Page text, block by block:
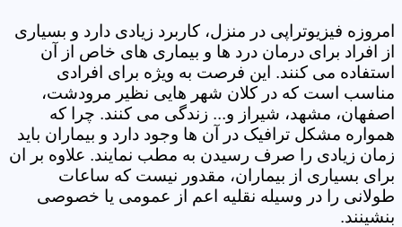
امروزه فیزیوتراپی در منزل، کاربرد زیادی دارد و بسیاری
از افراد برای درمان درد ها و بیماری های خاص از آن
استفاده می کنند. این فرصت به ویژه برای افرادی
مناسب است که در کلان شهر هایی نظیر مرودشت،
اصفهان، مشهد، شیراز و... زندگی می کنند. چرا که
همواره مشکل ترافیک در آن ها وجود دارد و بیماران باید
زمان زیادی را صرف رسیدن به مطب نمایند. علاوه بر ان
برای بسیاری از بیماران، مقدور نیست که ساعات
طولانی را در وسیله نقلیه اعم از عمومی یا خصوصی
بنشینند.